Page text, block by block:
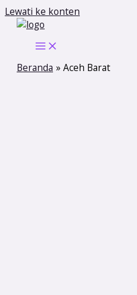
Lewati ke konten
Beranda Aceh Barat